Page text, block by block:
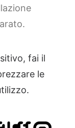
fai il
le